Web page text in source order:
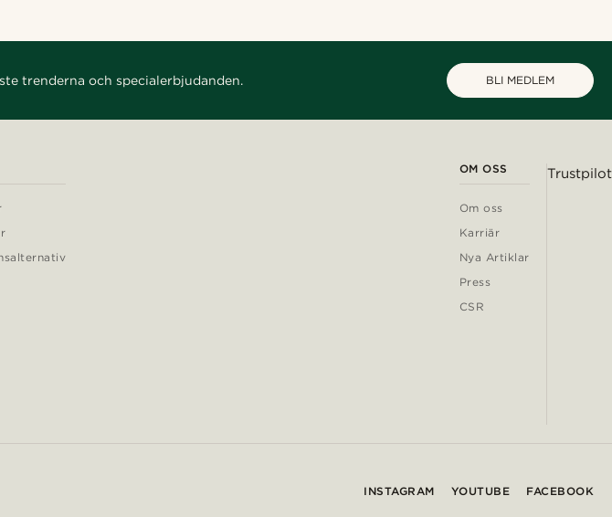
trenderna och specialerbjudanden. BLI MEDLEM
OM OSS
Om oss
Karriär
Nya Artiklar
Press
CSR
Trustpilot
INSTAGRAM YOUTUBE FACEBOOK